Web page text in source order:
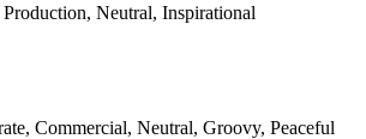
Neutral, Inspirational
Commercial, Neutral, Groovy, Peaceful